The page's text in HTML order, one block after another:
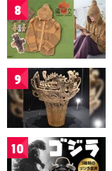
8
9
10